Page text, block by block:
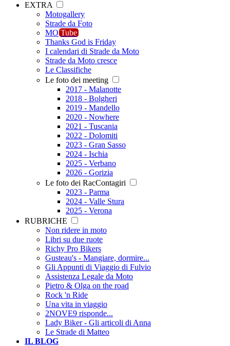
EXTRA
Motogallery
Strade da Foto
MO Tube
Thanks God is Friday
I calendari di Strade da Moto
Strade da Moto cresce
Le Classifiche
Le foto dei meeting
2017 - Malanotte
2018 - Bolgheri
2019 - Mandello
2020 - Nowhere
2021 - Tuscania
2022 - Dolomiti
2023 - Gran Sasso
2024 - Ischia
2025 - Verbano
2026 - Gorizia
Le foto dei RacContagiri
2023 - Parma
2024 - Valle Stura
2025 - Verona
RUBRICHE
Non ridere in moto
Libri su due ruote
Richy Pro Bikers
Gusteau's - Mangiare, dormire...
Gli Appunti di Viaggio di Fulvio
Assistenza Legale da Moto
Pietro & Olga on the road
Rock 'n Ride
Una vita in viaggio
2NOVE9 risponde...
Lady Biker - Gli articoli di Anna
Le Strade di Matteo
IL BLOG